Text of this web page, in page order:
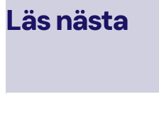
Läs nästa